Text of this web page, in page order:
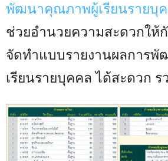
พัฒนาคุณภาพผู้เรียนรายบุค
ช่วยอำนวยความสะดวกให้
จัดทำแบบรายงานผลการ
เรียนรายบุคคล ได้สะดวก ร